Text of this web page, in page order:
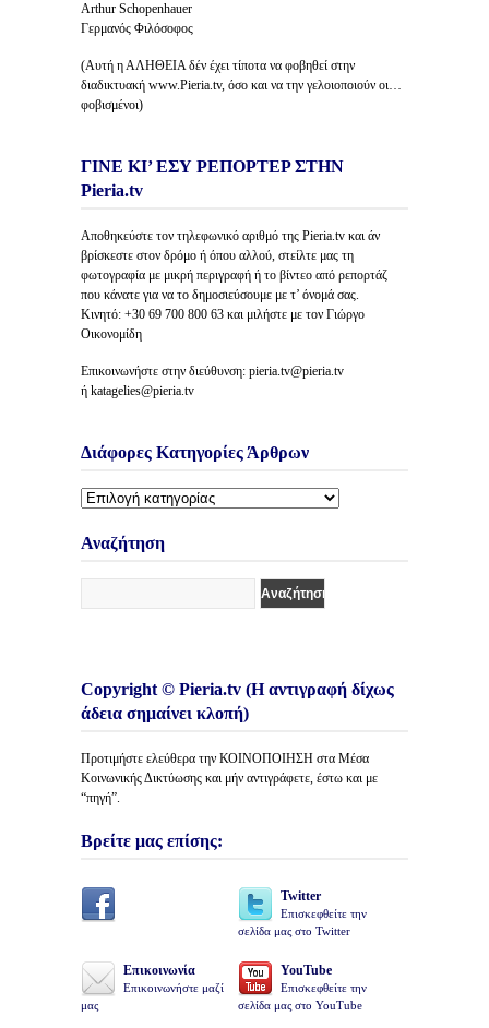
Arthur Schopenhauer
Γερμανός Φιλόσοφος
(Αυτή η ΑΛΗΘΕΙΑ δέν έχει τίποτα να φοβηθεί στην
διαδικτυακή www.Pieria.tv, όσο και να την γελοιοποιούν οι…
φοβισμένοι)
ΓΙΝΕ ΚΙ’ ΕΣΥ ΡΕΠΟΡΤΕΡ ΣΤΗΝ
Pieria.tv
Αποθηκεύστε τον τηλεφωνικό αριθμό της Pieria.tv και άν
βρίσκεστε στον δρόμο ή όπου αλλού, στείλτε μας τη
φωτογραφία με μικρή περιγραφή ή το βίντεο από ρεπορτάζ
που κάνατε για να το δημοσιεύσουμε με τ’ όνομά σας.
Κινητό: +30 69 700 800 63 και μιλήστε με τον Γιώργο
Οικονομίδη
Επικοινωνήστε στην διεύθυνση: pieria.tv@pieria.tv
ή katagelies@pieria.tv
Διάφορες Κατηγορίες Άρθρων
Διάφορες
Άρθρων
Αναζήτηση
Copyright © Pieria.tv (Η αντιγραφή δίχως
άδεια σημαίνει κλοπή)
Προτιμήστε ελεύθερα την ΚΟΙΝΟΠΟΙΗΣΗ στα Μέσα
Κοινωνικής Δικτύωσης και μήν αντιγράφετε, έστω και με
“πηγή”.
Βρείτε μας επίσης:
Twitter
Επισκεφθείτε την
σελίδα μας στο Twitter
Επικοινωνία
Επικοινωνήστε μαζί
μας
YouTube
Επισκεφθείτε την
σελίδα μας στο YouTube